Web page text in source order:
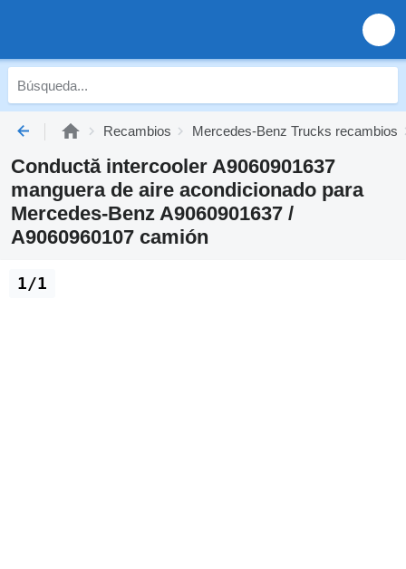
Recambios Mercedes-Benz Trucks recambios
Conductă intercooler A9060901637
manguera de aire acondicionado para
Mercedes-Benz A9060901637 /
A9060960107 camión
1/1